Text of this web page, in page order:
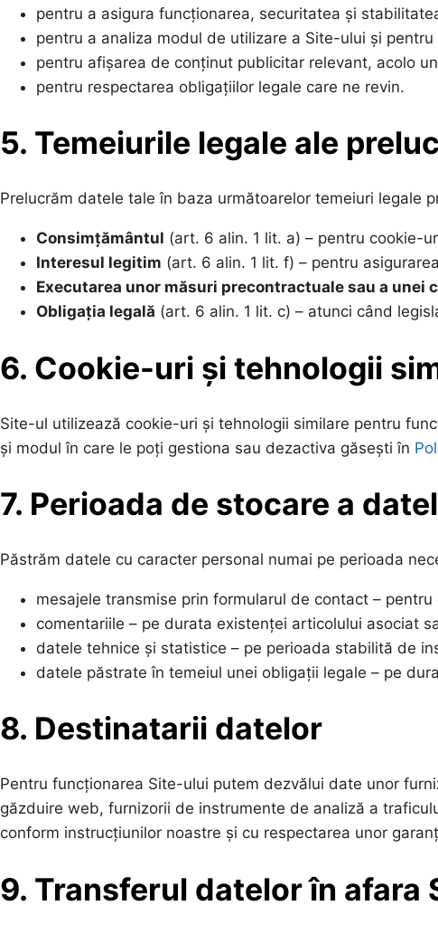
pentru a asigura funcționarea, securitatea și
pentru a analiza modul de utilizare a Site-ului și
pentru afișarea de conținut publicitar relevant, acolo
pentru respectarea obligațiilor legale care ne revin.
5. Temeiurile legale ale
Prelucrăm datele tale în baza următoarelor temeiuri legale
Consimțământul (art. 6 alin. 1 lit. a) – pentru cookie-
Interesul legitim (art. 6 alin. 1 lit. f) – pentru
Executarea unor măsuri precontractuale sau a unei
Obligația legală (art. 6 alin. 1 lit. c) – atunci când
6. Cookie-uri și tehnologii
Site-ul utilizează cookie-uri și tehnologii similare pentru
și modul în care le poți gestiona sau dezactiva găsești în
7. Perioada de stocare a
Păstrăm datele cu caracter personal numai pe perioada
mesajele transmise prin formularul de contact –
comentariile – pe durata existenței articolului asociat
datele tehnice și statistice – pe perioada stabilită de
datele păstrate în temeiul unei obligații legale – pe
8. Destinatarii datelor
Pentru funcționarea Site-ului putem dezvălui date unor
găzduire web, furnizorii de instrumente de analiză a
conform instrucțiunilor noastre și cu respectarea unor
9. Transferul datelor în afara